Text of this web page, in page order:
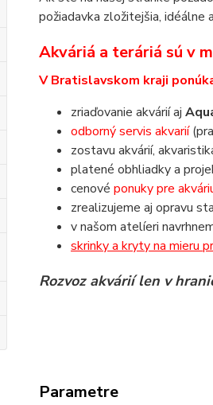
požiadavka zložitejšia, idéálne
Akváriá a teráriá sú v
V Bratislavskom kraji
zriaďovanie akvárií aj
odborný servis akvarií
zostavu akvárií,
platené obhliadky a
cenové ponuky pre
zrealizujeme aj opravu
v našom atelíeri
skrinky a kryty na mieru
Rozvoz akvárií len v
Parametre